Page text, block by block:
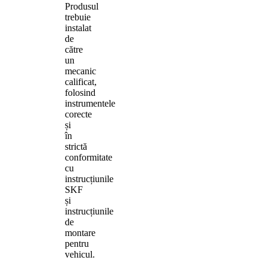
Produsul
trebuie
instalat
de
către
un
mecanic
calificat,
folosind
instrumentele
corecte
și
în
strictă
conformitate
cu
instrucțiunile
SKF
și
instrucțiunile
de
montare
pentru
vehicul.